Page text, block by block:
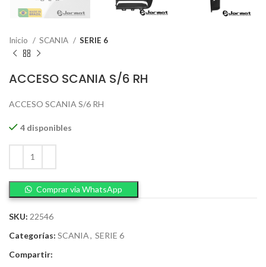
Inicio SCANIA SERIE 6
ACCESO SCANIA S/6 RH
ACCESO SCANIA S/6 RH
4 disponibles
Comprar via WhatsApp
SKU: 22546
Categorías: SCANIA, SERIE 6
Compartir: